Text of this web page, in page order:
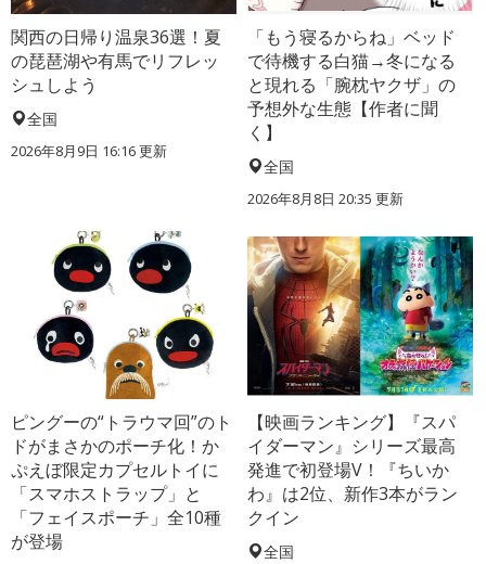
関西の日帰り温泉36選！夏
の琵琶湖や有馬でリフレッ
シュしよう
全国
2026年8月9日 16:16更新
「もう寝るからね」ベッド
で待機する白猫→冬になる
と現れる「腕枕ヤクザ」の
予想外な生態【作者に聞
く】
全国
2026年8月8日 20:35 更新
ピングーの“トラウマ回”のト
ドがまさかのポーチ化！か
ぷえぼ限定カプセルトイに
「スマホストラップ」と
「フェイスポーチ」全10種
が登場
【映画ランキング】『スパ
イダーマン』シリーズ最高
発進で初登場V！『ちいか
わ』は2位、新作3本がラン
クイン
全国